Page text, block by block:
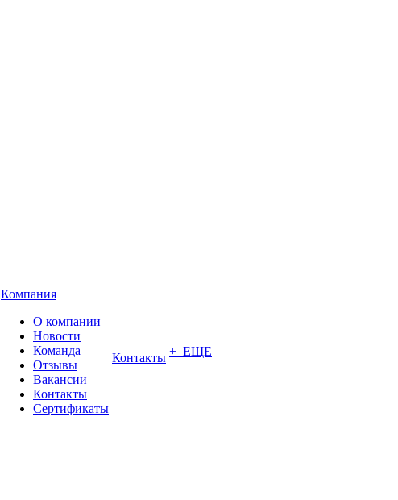
Компания
О компании
Новости
Команда
Отзывы
Вакансии
Контакты
Сертификаты
Контакты + ЕЩЕ